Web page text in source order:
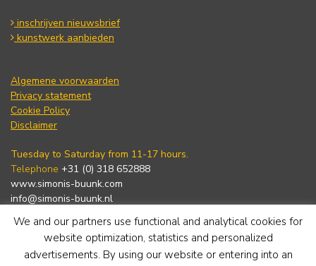
inschrijven nieuwsbrief
kunstwerk aanbieden
Algemene voorwaarden
Privacy statement
Cookie Policy
Disclaimer
Tuesday to Saturday from 11-17 hours.
Telephone +31 (0) 318 652888
www.simonis-buunk.com
info@simonis-buunk.nl
subscribe to newsletter
We and our partners use functional and analytical cookies for
website optimization, statistics and personalized
advertisements. By using our website or entering into an